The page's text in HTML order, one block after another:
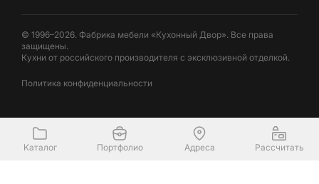
© 1996–2026. Фабрика мебели «Кухонный Двор». Все права
защищены.
Кухни от российского производителя с эксклюзивной отделкой.
Политика конфиденциальности
Каталог Портфолио Адреса Рассчитать